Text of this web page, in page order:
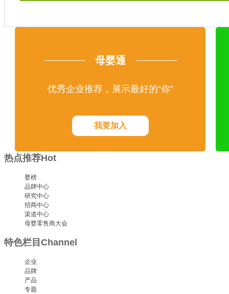
母婴通
优秀企业推荐，展示最好的“你”
我要加入
热点推荐Hot
婴榜
品牌中心
研究中心
招商中心
渠道中心
母婴零售商大会
特色栏目 Channel
企业
品牌
产品
专题